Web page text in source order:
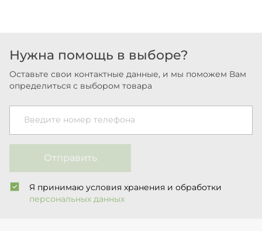
Нужна помощь в выборе?
Оставьте свои контактные данные, и мы поможем Вам
определиться с выбором товара
Введите номер телефона
Отправить
Я принимаю условия хранения и обработки
персональных данных